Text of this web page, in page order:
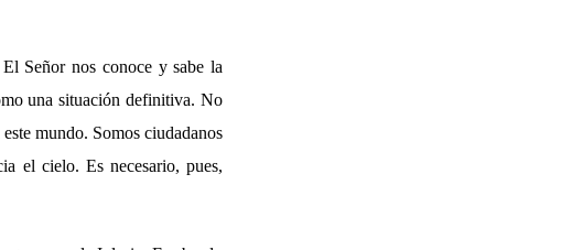
El Señor nos conoce y sabe la
una situación definitiva. No
mundo. Somos ciudadanos
el cielo. Es necesario, pues,